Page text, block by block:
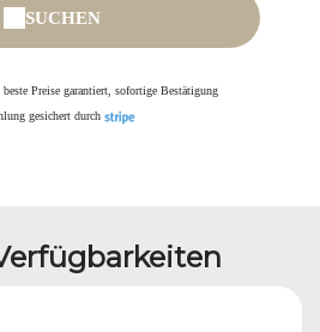
SUCHEN
Preise garantiert, sofortige Bestätigung
gesichert durch